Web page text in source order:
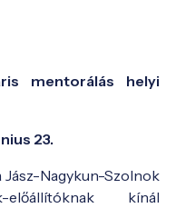
mentorálás helyi
23.
Jász-Nagykun-Szolnok
kínál